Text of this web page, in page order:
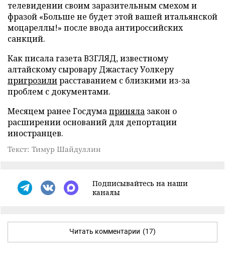
телевидении своим заразительным смехом и
фразой «Больше не будет этой вашей итальянской
моцареллы!» после ввода антироссийских
санкций.
Как писала газета ВЗГЛЯД, известному
алтайскому сыровару Джастасу Уолкеру
пригрозилирасставанием с близкими из-за
проблем с документами.
Месяцем ранее Госдумаприняла закон о
расширении оснований для депортации
иностранцев.
Текст: Тимур Шайдуллин
Подписывайтесь на наши
каналы
Читать комментарии (17)